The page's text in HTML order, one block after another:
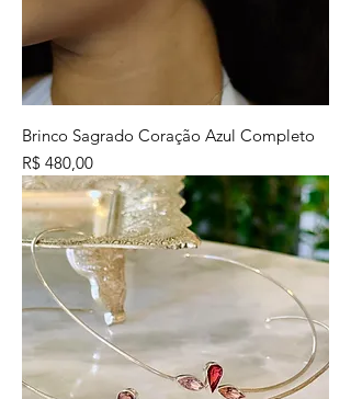
Brinco Sagrado Coração Azul Completo
Preço
R$ 480,00